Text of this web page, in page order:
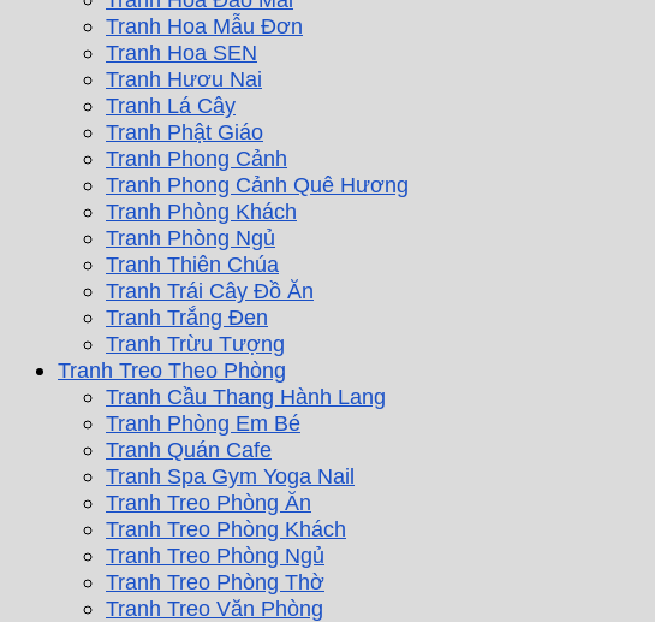
Tranh Hoa Mẫu Đơn
Tranh Hoa SEN
Tranh Hươu Nai
Tranh Lá Cây
Tranh Phật Giáo
Tranh Phong Cảnh
Tranh Phong Cảnh Quê Hương
Tranh Phòng Khách
Tranh Phòng Ngủ
Tranh Thiên Chúa
Tranh Trái Cây Đồ Ăn
Tranh Trắng Đen
Tranh Trừu Tượng
Tranh Treo Theo Phòng
Tranh Cầu Thang Hành Lang
Tranh Phòng Em Bé
Tranh Quán Cafe
Tranh Spa Gym Yoga Nail
Tranh Treo Phòng Ăn
Tranh Treo Phòng Khách
Tranh Treo Phòng Ngủ
Tranh Treo Phòng Thờ
Tranh Treo Văn Phòng